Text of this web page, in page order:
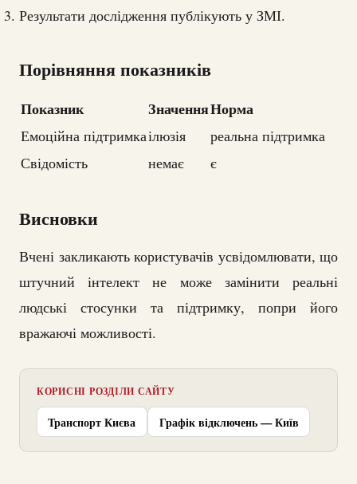
Результати дослідження публікують у ЗМІ.
Порівняння показників
Показник ЗначенняНорма
Емоційна підтримкаілюзія
реальна підтримка
Свідомість
немає є
Висновки
Вчені закликають користувачів усвідомлювати, що
штучний інтелект не може замінити реальні
людські стосунки та підтримку, попри його
вражаючі можливості.
КОРИСНІ РОЗДІЛИ САЙТУ
Транспорт Києва Графік відключень — Київ